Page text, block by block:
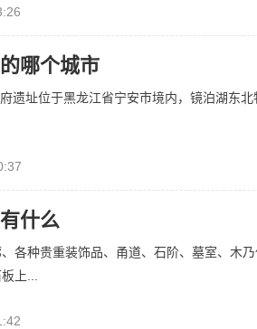
哪个城市
遗址位于黑龙江省宁安市境内，镜泊湖东北
什么
各种贵重装饰品、甬道、石阶、墓室、木
上...